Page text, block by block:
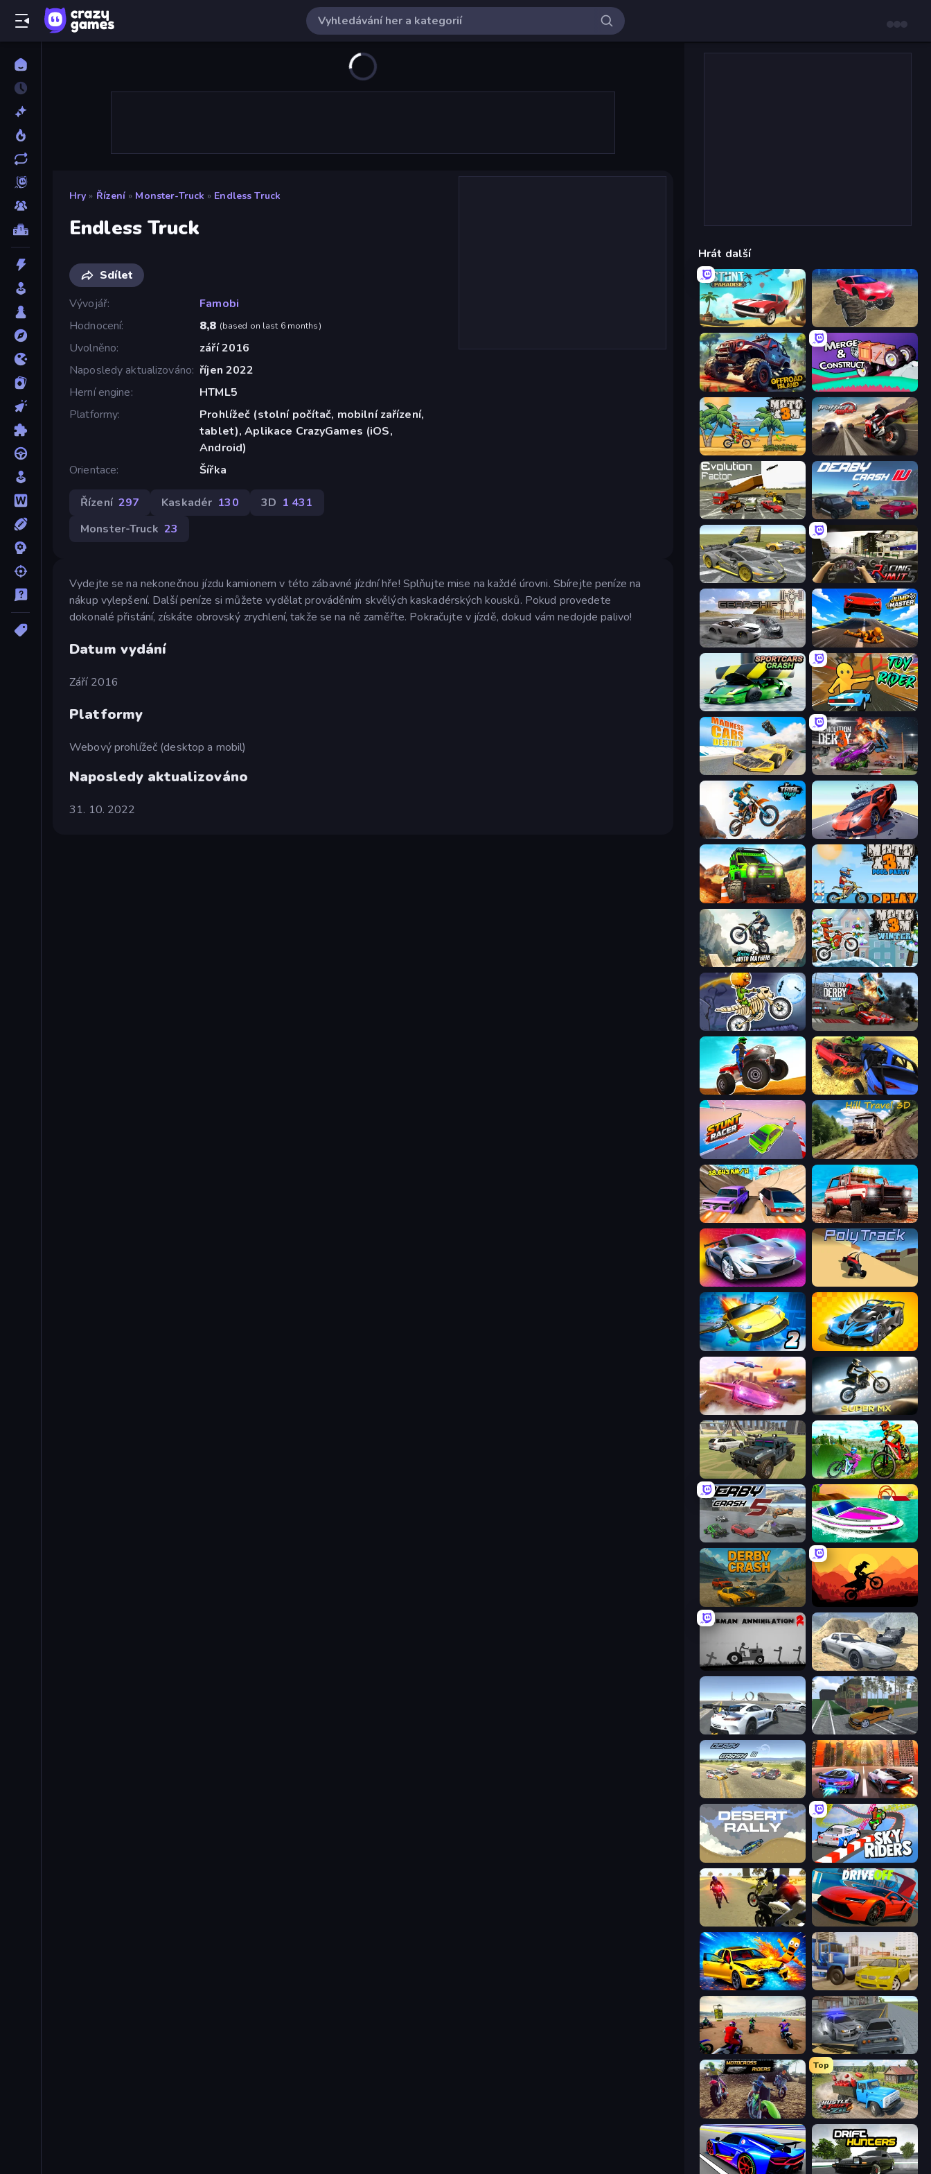
Hry » Řízení » Monster-Truck » Endless Truck
Endless Truck
Sdílet
Vývojář
Famobi
Hodnocení
8,8 (based on last 6 months)
Uvolněno
září 2016
Naposledy aktualizováno říjen 2022
Herní engine
HTML5
Platformy
Prohlížeč (stolní počítač, mobilní zařízení,
tablet), Aplikace CrazyGames (iOS,
Android)
Orientace
Šířka
Řízení 297 Kaskadér 130 3D 1 431
Monster-Truck 23
Vydejte se na nekonečnou jízdu kamionem v této zábavné jízdní hře! Splňujte mise na každé úrovni. Sbírejte peníze na
nákup vylepšení. Další peníze si můžete vydělat prováděním skvělých kaskadérských kousků. Pokud provedete
dokonalé přistání, získáte obrovský zrychlení, takže se na ně zaměřte. Pokračujte v jízdě, dokud vám nedojde palivo!
Datum vydání
Září 2016
Platformy
Webový prohlížeč (desktop a mobil)
Naposledy aktualizováno
31. 10. 2022
Hrát další
Stunt Paradise
Offroad Island Merge & Construct
Moto X3M Traffic Rider
Evolution Factor Derby Crash 4
Wrong Way Racing Limits
Gearshift One Jump Master: Car Racing
Sportcars Crash Toy Rider
Madness Cars Destroy Demolition Derby 3
Trial Mania Hyper Cars Ramp Crash
Offroad Life 3D Moto X3M 5: Pool Party
Xtreme Moto Mayhem Moto X3M 4 Winter
Moto X3M 6: Spooky Land Demolition Derby 2
ATV Ultimate Offroad Car Crash Simulator Royale
Stunt Racer Hill Travel 3D
Turbo Cars: Pipe Stunts Offroad Masters Challenge
Grand Cyber City
Ultimate Flying Car 2 GT Cars Mega Ramps
Ultimate Flying Car Super MX - Last Season
4x4 Offroader MX Offroad Master
Derby Crash 5 Jet Boat Racing
Derby Crash Sunset Bike Racing
Stickman Annihilation 2 Derby Crash 2
Obby: Car Crash Sandbox
Derby Crash 3 Night City Racing
Desert Rally Sky Riders
3D Moto Simulator 2 DriveOff
BMG: Ragdoll Playground Crazy Car Stunts
Super MX - The Champion RCC City Racing
MotoCross Riders
Top
Hustle & Drift in ZIL